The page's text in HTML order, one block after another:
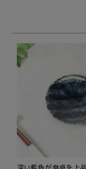
深い藍色が食卓を上